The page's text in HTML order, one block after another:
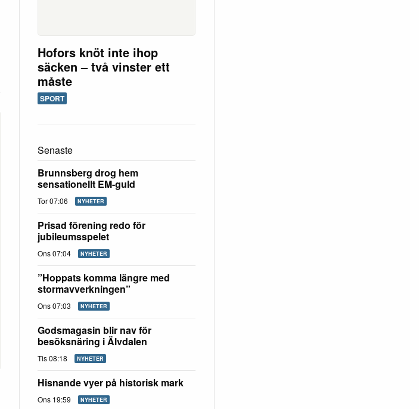
Hofors knöt inte ihop
säcken – två vinster ett
måste
SPORT
Senaste
Brunnsberg drog hem
sensationellt EM-guld
Tor 07:06 NYHETER
Prisad förening redo för
jubileumsspelet
Ons 07:04 NYHETER
”Hoppats komma längre med
stormavverkningen”
Ons 07:03 NYHETER
Godsmagasin blir nav för
besöksnäring i Älvdalen
Tis 08:18 NYHETER
Hisnande vyer på historisk mark
Ons 19:59 NYHETER